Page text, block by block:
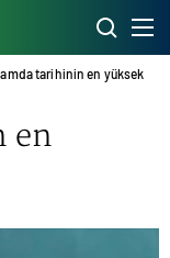
tarihinin en yüksek
en